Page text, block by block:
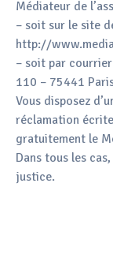
Médiateur de
– soit sur le site
http://
– soit par courrier
110 – 75441
Vous disposez
réclamation
gratuitement le
Dans tous les
justice.